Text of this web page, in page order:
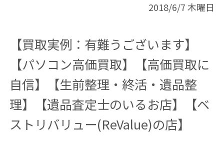
2018/6/7 木曜日
【買取実例：有難うございます】
【パソコン高価買取】【高価買取に
自信】【生前整理・終活・遺品整
理】【遺品査定士のいるお店】【ベ
ストリバリュー(ReValue)の店】